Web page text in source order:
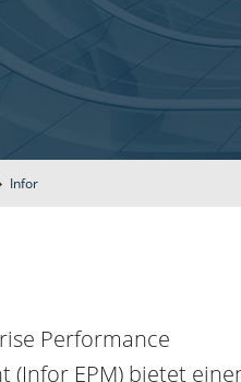
Infor
Performance
(Infor EPM) bietet